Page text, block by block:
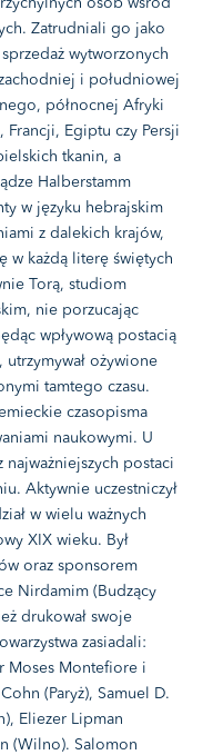
Zatrudniali go jako
wytworzonych
i południowej
północnej Afryki
Egiptu czy Persji
tkanin, a
Halberstamm
w języku hebrajskim
z dalekich krajów,
w każdą literę świętych
Torą, studiom
nie porzucając
wpływową postacią
ożywione
tamtego czasu.
czasopisma
naukowymi. U
najważniejszych postaci
Aktywnie uczestniczył
w wielu ważnych
XIX wieku. Był
oraz sponsorem
Nirdamim (Budzący
drukował swoje
zasiadali:
Moses Montefiore i
(Paryż), Samuel D.
Eliezer Lipman
(Wilno). Salomon